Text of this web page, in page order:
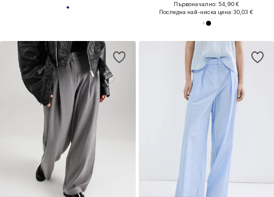
Първоначално: 54,90 €
Последна най-ниска цена:30,03 €